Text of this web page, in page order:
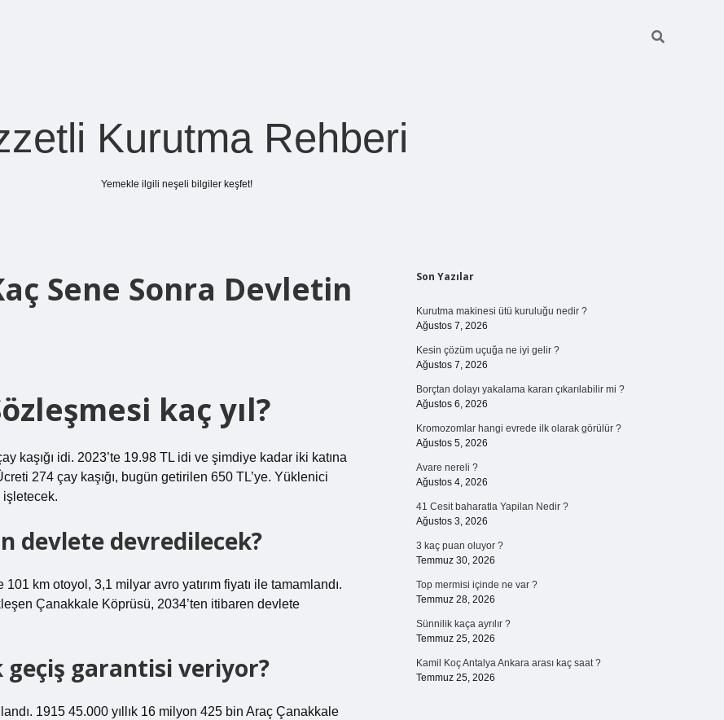
Kurutma Rehberi
Yemekle ilgili neşeli bilgiler keşfet!
Sene Sonra Devletin
kaç yıl?
kaşığı idi. 2023’te 19.98 TL idi ve şimdiye kadar iki katına
274 çay kaşığı, bugün getirilen 650 TL’ye. Yüklenici
işletecek.
devlete devredilecek?
km otoyol, 3,1 milyar avro yatırım fiyatı ile tamamlandı.
Çanakkale Köprüsü, 2034’ten itibaren devlete
geçiş garantisi veriyor?
1915 45.000 yıllık 16 milyon 425 bin Araç Çanakkale
Sidebar
Son Yazılar
Kurutma makinesi ütü kuruluğu nedir ?
Ağustos 7, 2026
Kesin çözüm uçuğa ne iyi gelir ?
Ağustos 7, 2026
Borçtan dolayı yakalama kararı çıkarılabilir mi ?
Ağustos 6, 2026
Kromozomlar hangi evrede ilk olarak görülür ?
Ağustos 5, 2026
Avare nereli ?
Ağustos 4, 2026
41 Cesit baharatla Yapilan Nedir ?
Ağustos 3, 2026
3 kaç puan oluyor ?
Temmuz 30, 2026
Top mermisi içinde ne var ?
Temmuz 28, 2026
Sünnilik kaça ayrılır ?
Temmuz 25, 2026
Kamil Koç Antalya Ankara arası kaç saat ?
Temmuz 25, 2026